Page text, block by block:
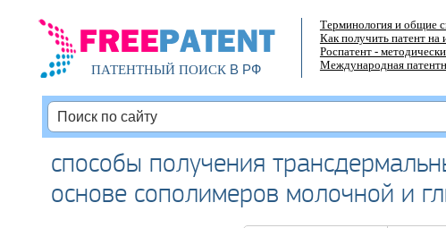
ПАТЕНТНЫЙ ПОИСКВ РФ
Терминология и общие
Как получить патент на
Роспатент -
Международная
способы получения
основе сополимеров молочной и